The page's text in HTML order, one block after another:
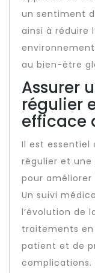
un sentiment
ainsi à réduire
au bien-être
Assurer
régulier
efficace
Il est essentiel
régulier et
pour
Un suivi
l’évolution de
traitements
patient et de
complications.